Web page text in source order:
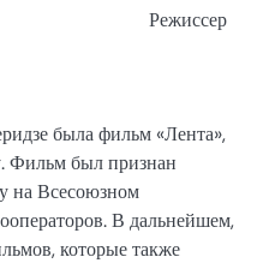
Режиссер
была фильм «Лента»,
Фильм был признан
на Всесоюзном
В дальнейшем,
которые также